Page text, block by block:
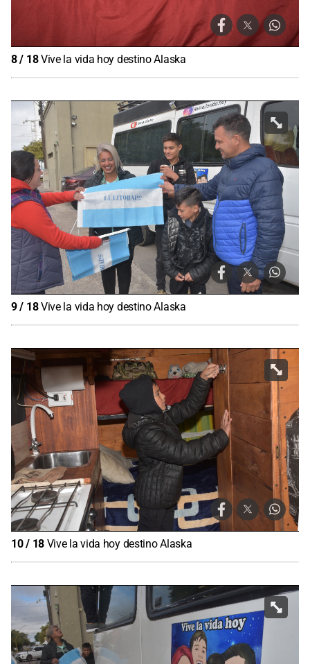
8/ 18Vive la vida hoy destino Alaska
9/ 18Vive la vida hoy destino Alaska
10/ 18 Vive la vida hoy destino Alaska